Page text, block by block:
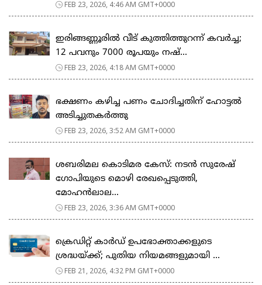
FEB 23, 2026, 4:46 AM GMT+0000
ഇരിങ്ങണ്ണൂരിൽ വീട് കുത്തിത്തുറന്ന് കവർച്ച;
12 പവനും 7000 രൂപയും നഷ്...
FEB 23, 2026, 4:18 AM GMT+0000
ഭക്ഷണം കഴിച്ച പണം ചോദിച്ചതിന് ഹോട്ടൽ
അടിച്ചുതകർത്തു
FEB 23, 2026, 3:52 AM GMT+0000
ശബരിമല കൊടിമര കേസ്: നടൻ സുരേഷ്
ഗോപിയുടെ മൊഴി രേഖപ്പെടുത്തി,
മോഹൻലാല...
FEB 23, 2026, 3:36 AM GMT+0000
ക്രെഡിറ്റ് കാർഡ് ഉപഭോക്താക്കളുടെ
ശ്രദ്ധയ്ക്ക്; പുതിയ നിയമങ്ങളുമായി ...
FEB 21, 2026, 4:32 PM GMT+0000